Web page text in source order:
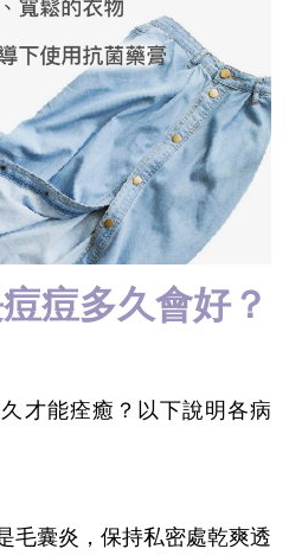
痘多久會好？
才能痊癒？以下說明各病
毛囊炎，保持私密處乾爽透